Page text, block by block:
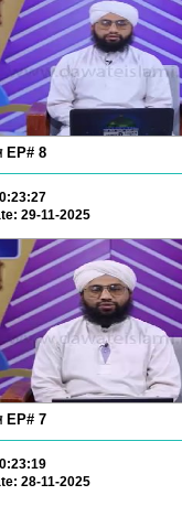
EP# 8
29-11-2025
EP# 7
28-11-2025